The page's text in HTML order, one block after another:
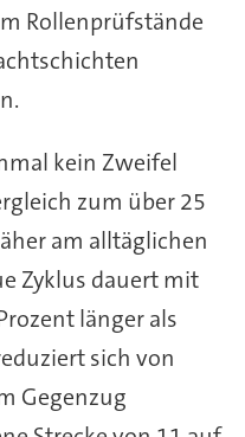
Rollenprüfstände
kein Zweifel
zum über 25
am alltäglichen
Zyklus dauert mit
länger als
sich von
Gegenzug